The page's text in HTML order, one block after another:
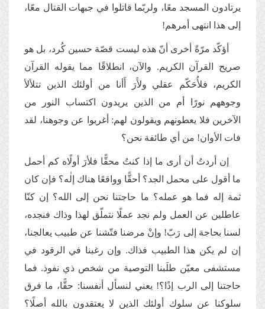
يرتادون المسجد معًا، ولربّما قاتلوا في جبهات القتال معًا،
إلى هذا انتهى أمرهم!
أؤكّد مرّةً أخرى أنّ هذه ليست قصّة حسين كُرد، بل هو
صريح القرآن الكريم. والآن، انطلاقًا مما يقوله القرآن
الكريم، فلأُحَكّم عقلي ولأَرَ أَأنا من أولئك الذين تتلألأ
وجوههم نورًا أم من الذين يريدون اكتساب النور من
الآخرين فلا يعطونهم ويقولون لهم: أغربوا عن وجوهنا، لقد
فات الأوان! من أي طائفة نحن؟
إن أردتُ أن أرى ما إذا كنتُ محقًّا فلأرَ أولًاه كم أحمل
ما أقول على محمل الجد؟ أحقًّا وواقعًا هناك إلٰه؟ فإن كان
ثمة إله فما هو عمله؟ ما حاجتنا نحن إلى الله؟ إن كنّا
عاطلين عن العمل ولم نجد عملًا نتملّق لهذا وذاك فنجده،
لسنا بحاجة إلى رَبّ! وإنْ مرضنا فتّشنا عن طبيب يعالجنا،
إن لم يكن هذا الطبيب فذاك. وإن رغبنا في الرقود في
مستشفى معيّن طلَبنا التوصية من شخص ذي نفوذ. فما
حاجتنا إلى الرب إذًا؟! يعني لنسأل أنفسنا: حقًّا، ما فرق
سلوكنا عن سلوك أولئك الذين لا يعتقدون بالله أصلًا؟